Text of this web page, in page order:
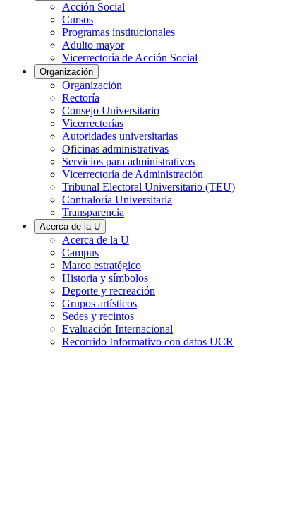
Acción Social
Cursos
Programas institucionales
Adulto mayor
Vicerrectoría de Acción Social
Organización
Organización
Rectoría
Consejo Universitario
Vicerrectorías
Autoridades universitarias
Oficinas administrativas
Servicios para administrativos
Vicerrectoría de Administración
Tribunal Electoral Universitario (TEU)
Contraloría Universitaria
Transparencia
Acerca de la U
Acerca de la U
Campus
Marco estratégico
Historia y símbolos
Deporte y recreación
Grupos artísticos
Sedes y recintos
Evaluación Internacional
Recorrido Informativo con datos UCR